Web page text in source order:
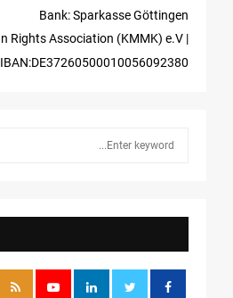
Bank: Sparkasse Göttingen
| Kurdistan Human Rights Association (KMMK) e.V
IBAN:DE37260500010056092380
f
o